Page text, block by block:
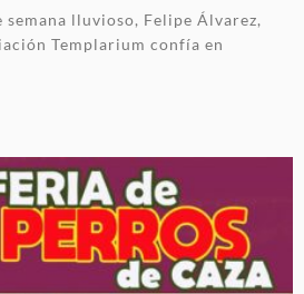
semana lluvioso, Felipe Álvarez,
Templarium confía en